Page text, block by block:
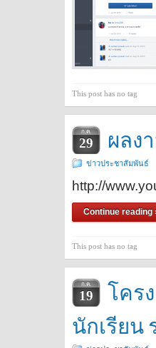
This post has no tag
ก.ค.
29 ผลง
ข่าวประชาสัมพันธ์
http://
Continue reading
This post has no tag
ก.ค.
19
โคร
นักเรียน